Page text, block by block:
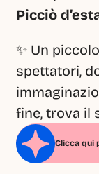
Picciò
✨ Un
spettatori,
fine, trova il
Clicca qui